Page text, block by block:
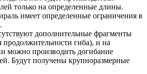
только на определенные длины.
имеет определенные ограничения в
дополнительные фрагменты
продолжительности гиба), и на
можно производить догибание
Будут получены крупноразмерные